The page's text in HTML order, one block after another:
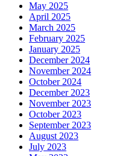
May 2025
April 2025
March 2025
February 2025
January 2025
December 2024
November 2024
October 2024
December 2023
November 2023
October 2023
September 2023
August 2023
July 2023